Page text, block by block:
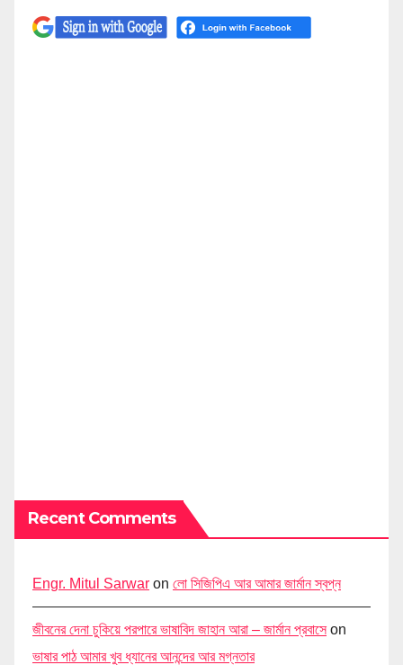
Recent Comments
Engr. Mitul Sarwar on লো সিজিপিএ আর আমার জার্মান স্বপ্ন
জীবনের দেনা চুকিয়ে পরপারে ভাষাবিদ জাহান আরা – জার্মান প্রবাসেon
ভাষার পাঠ আমার খুব ধ্যানের আনন্দের আর মগ্নতার